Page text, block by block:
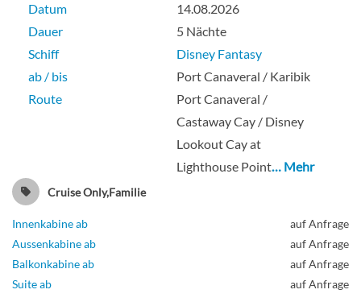
Datum
14.08.2026
Dauer
5 Nächte
Schiff
Disney Fantasy
ab / bis
Port Canaveral / Karibik
Route
Port Canaveral /
Castaway Cay / Disney
Lookout Cay at
Lighthouse Point… Mehr
Cruise Only,Familie
Innenkabine ab
auf Anfrage
Aussenkabine ab
auf Anfrage
Balkonkabine ab
auf Anfrage
Suite ab
auf Anfrage